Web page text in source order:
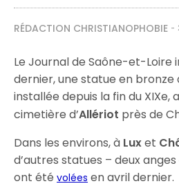
RÉDACTION CHRISTIANOPHOBIE
Le Journal de Saône-et-Loire
dernier, une statue en bronze
installée depuis la fin du XIXe,
cimetière d’Allériot près de
Dans les environs, à Luxet
d’autres statues – deux
ont étévolées en avril dernier.